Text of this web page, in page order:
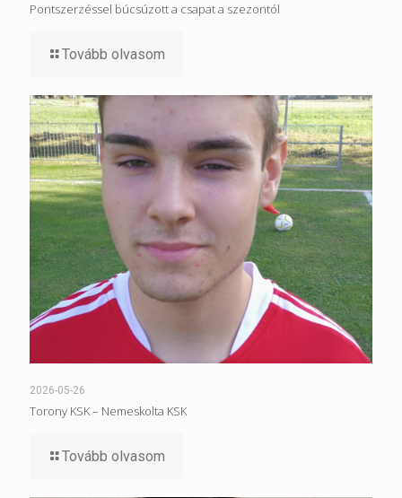
Pontszerzéssel búcsúzott a csapat a szezontól
Tovább olvasom
2026-05-26
Torony KSK – Nemeskolta KSK
Tovább olvasom